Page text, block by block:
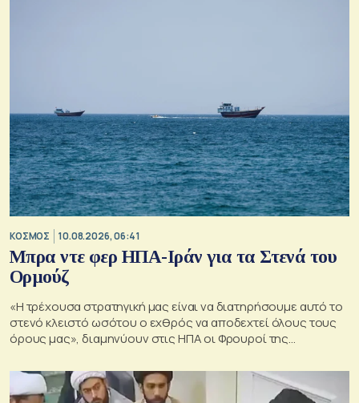
ΚΟΣΜΟΣ 10.08.2026, 06:41
Μπρα ντε φερ ΗΠΑ-Ιράν για τα Στενά του
Ορμούζ
«Η τρέχουσα στρατηγική μας είναι να διατηρήσουμε αυτό το
στενό κλειστό ωσότου ο εχθρός να αποδεχτεί όλους τους
όρους μας», διαμηνύουν στις ΗΠΑ οι Φρουροί της